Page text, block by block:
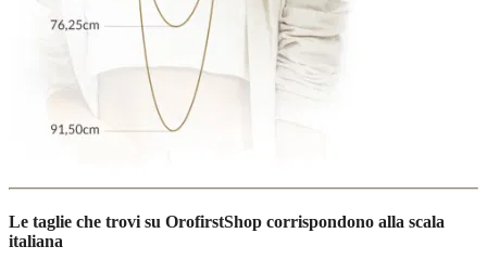
Le taglie che trovi su OrofirstShop corrispondono alla scala
italiana